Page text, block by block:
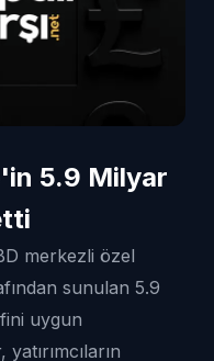
5.9 Milyar
merkezli özel
sunulan 5.9
uygun